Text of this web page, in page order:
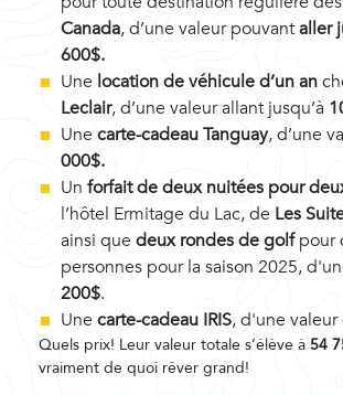
Canada, d’une valeur pouvantaller
600$.
Une location de véhicule d’un an
Leclair, d’une valeur allant jusqu’à
Une carte-cadeauTanguay, d’une
000$.
Un forfait de deux nuitées pour
l’hôtel Ermitage du Lac, de Les
ainsi que deux rondes de golfpour
personnes pour la saison 2025,
200$.
Une carte-cadeau IRIS, d'une valeur
Quels prix! Leur valeur totale s’élève à 54
vraiment de quoi rêver grand!